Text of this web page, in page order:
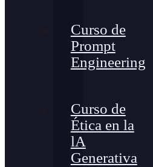
Curso de
Prompt
Engineering
Curso de
Ética en la
lA
Generativa